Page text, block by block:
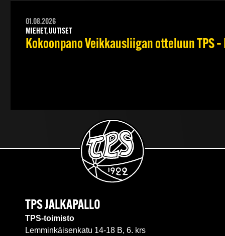
01.08.2026
MIEHET, UUTISET
Kokoonpano Veikkausliigan otteluun TPS
TPS JALKAPALLO
TPS-toimisto
Lemminkäisenkatu 14-18 B, 6. krs